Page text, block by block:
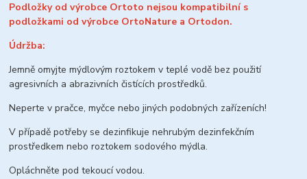
Podložky od výrobce Ortoto nejsou kompatibilní s
podložkami od výrobce OrtoNature a Ortodon.
Údržba:
Jemně omyjte mýdlovým roztokem v teplé vodě bez použití
agresivních a abrazivních čistících prostředků.
Neperte v pračce, myčce nebo jiných podobných zařízeních!
V případě potřeby se dezinfikuje nehrubým dezinfekčním
prostředkem nebo roztokem sodového mýdla.
Opláchněte pod tekoucí vodou.